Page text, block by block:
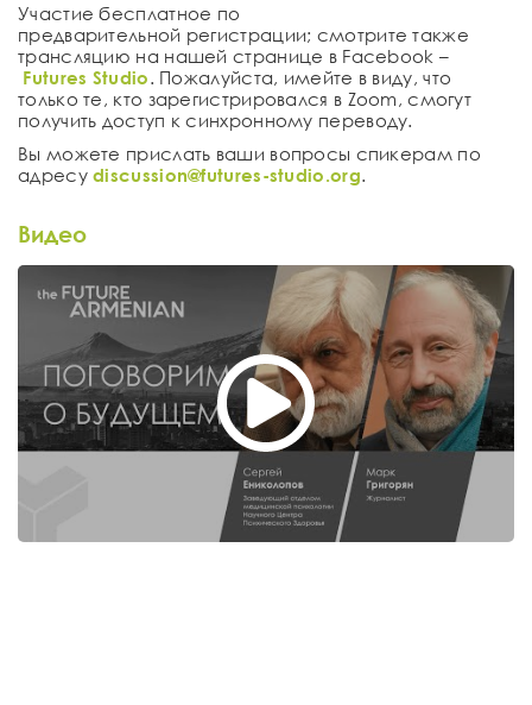
Участие бесплатное по
предварительной регистрации; смотрите также
трансляцию на нашей странице в Facebook –
Futures Studio. Пожалуйста, имейте в виду, что
только те, кто зарегистрировался в Zoom, смогут
получить доступ к синхронному переводу.
Вы можете прислать ваши вопросы спикерам по
адресуdiscussion@futures-studio.org.
Видео